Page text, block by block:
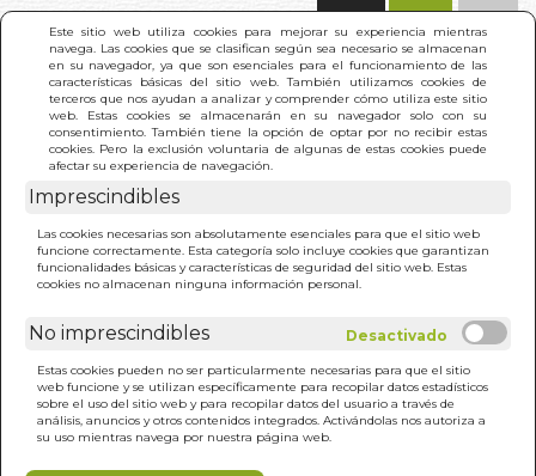
Este sitio web utiliza cookies para mejorar su experiencia mientras
navega. Las cookies que se clasifican según sea necesario se almacenan
en su navegador, ya que son esenciales para el funcionamiento de las
características básicas del sitio web. También utilizamos cookies de
terceros que nos ayudan a analizar y comprender cómo utiliza este sitio
web. Estas cookies se almacenarán en su navegador solo con su
consentimiento. También tiene la opción de optar por no recibir estas
cookies. Pero la exclusión voluntaria de algunas de estas cookies puede
afectar su experiencia de navegación.
Imprescindibles
Las cookies necesarias son absolutamente esenciales para que el sitio web
funcione correctamente. Esta categoría solo incluye cookies que garantizan
funcionalidades básicas y características de seguridad del sitio web. Estas
cookies no almacenan ninguna información personal.
No imprescindibles
Estas cookies pueden no ser particularmente necesarias para que el sitio
web funcione y se utilizan específicamente para recopilar datos estadísticos
sobre el uso del sitio web y para recopilar datos del usuario a través de
análisis, anuncios y otros contenidos integrados. Activándolas nos autoriza a
su uso mientras navega por nuestra página web.
INICIO > SECRETOS DEL SECRETO, LOS